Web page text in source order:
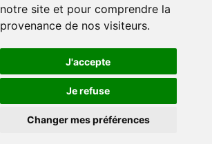
notre site et pour comprendre la
provenance de nos visiteurs.
J'accepte
Je refuse
Changer mes préférences